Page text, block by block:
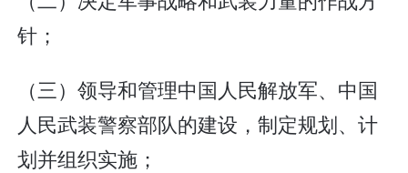
针；
（三）领导和管理中国人民解放军、中国
人民武装警察部队的建设，制定规划、计
划并组织实施；